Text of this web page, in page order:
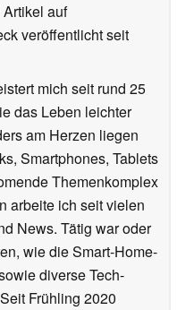
auf
veröffentlichtseit
mich seit rund 25
das Leben leichter
am Herzen liegen
Smartphones, Tablets
Themenkomplex
arbeite ich seit vielen
News. Tätig war oder
wie die Smart-Home-
diverse Tech-
Frühling 2020